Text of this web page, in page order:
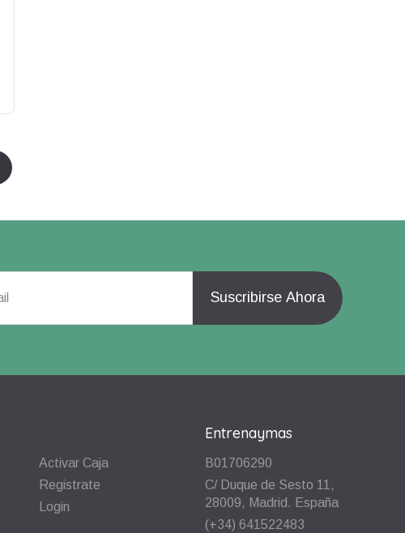
Activar Caja
Registrate
Login
Entrenaymas
B01706290
C/ Duque de Sesto 11,
28009, Madrid. España
(+34) 641522483